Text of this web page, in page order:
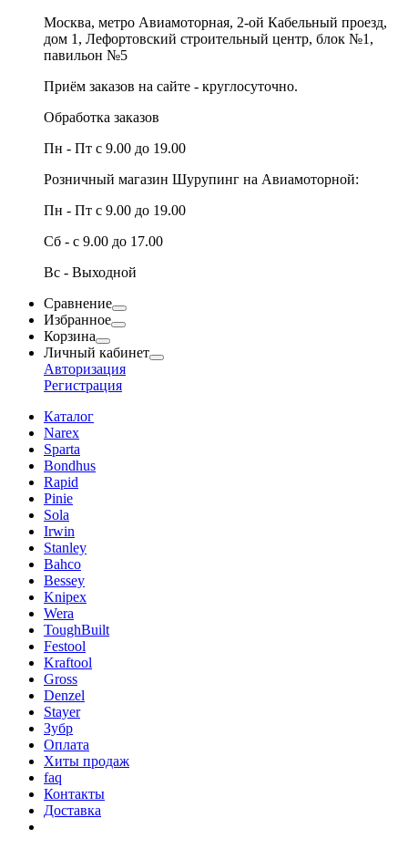
Москва, метро Авиамоторная, 2-ой Кабельный проезд,
дом 1, Лефортовский строительный центр, блок №1,
павильон №5
Приём заказов на сайте - круглосуточно.
Обработка заказов
Пн - Пт с 9.00 до 19.00
Розничный магазин Шурупинг на Авиамоторной:
Пн - Пт с 9.00 до 19.00
Сб - с 9.00 до 17.00
Вс - Выходной
Сравнение
Избранное
Корзина
Личный кабинет
Авторизация
Регистрация
Каталог
Narex
Sparta
Bondhus
Rapid
Pinie
Sola
Irwin
Stanley
Bahco
Bessey
Knipex
Wera
ToughBuilt
Festool
Kraftool
Gross
Denzel
Stayer
Зубр
Оплата
Хиты продаж
faq
Контакты
Доставка